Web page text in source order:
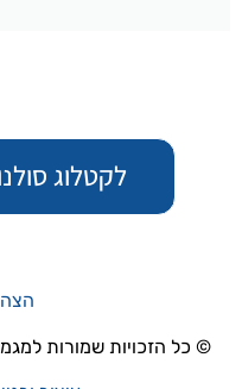
לקטלוג
© כל הזכויות שמורות למגמא